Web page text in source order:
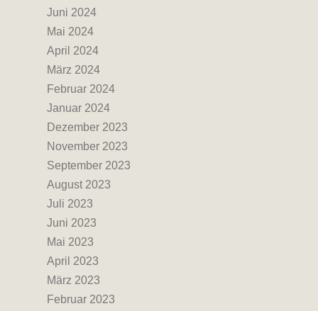
Juni 2024
Mai 2024
April 2024
März 2024
Februar 2024
Januar 2024
Dezember 2023
November 2023
September 2023
August 2023
Juli 2023
Juni 2023
Mai 2023
April 2023
März 2023
Februar 2023